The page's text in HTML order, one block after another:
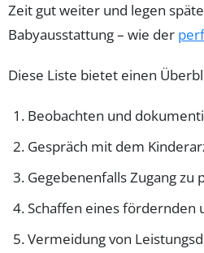
Zeit gut weiter und legen
Babyausstattung – wie der
Diese Liste bietet einen
Beobachten und
Gespräch mit dem
Gegebenenfalls Zugang
Schaffen eines fördernden
Vermeidung von